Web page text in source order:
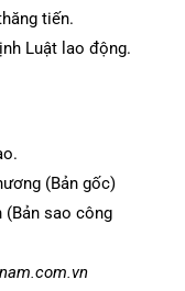
tiến.
Luật lao động.
(Bản gốc)
(Bản sao công